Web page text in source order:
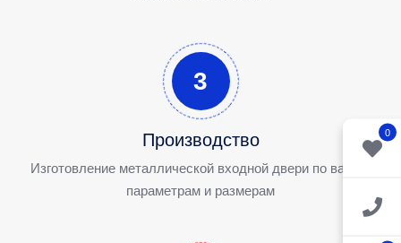
0
3
Производство
Изготовление металлической входной двери по вашим
параметрам и размерам